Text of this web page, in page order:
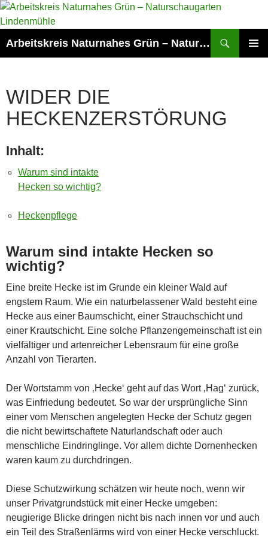
Zum
Inhalt
Arbeitskreis Naturnahes Grün – Naturschaugarten Lindenmühle
WIDER DIE
HECKENZERSTÖRUNG
Inhalt:
Warum sind intakte
Hecken so wichtig?
Heckenpflege
Warum sind intakte Hecken so
wichtig?
Eine breite Hecke ist im Grunde ein kleiner Wald auf
engstem Raum. Wie ein naturbelassener Wald besteht eine
Hecke aus einer Baumschicht, einer Strauchschicht und
einer Krautschicht. Eine solche Pflanzengemeinschaft ist ein
vielfältiger und artenreicher Lebensraum für eine große
Anzahl von Tierarten.
Der Wortstamm von ‚Hecke‘ geht auf das Wort ‚Hag‘ zurück,
was Einfriedung bedeutet. So war der ursprüngliche Sinn
einer vom Menschen angelegten Hecke der Schutz gegen
die nicht bewirtschaftete Naturlandschaft oder auch
menschliche Eindringlinge. Vor allem dichte Dornenhecken
waren kaum zu durchdringen.
Diese Schutzwirkung schätzen wir heute noch, wenn wir
unser Privatgrundstück mit einer Hecke umgeben:
neugierige Blicke dringen nicht bis nach innen vor und auch
ein Teil des Straßenlärms wird von einer Hecke verschluckt.